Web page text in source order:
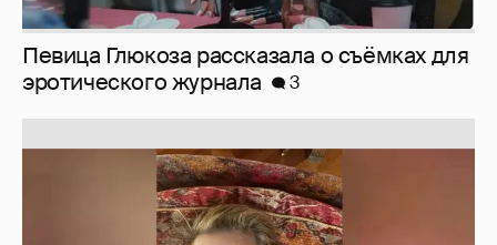
Юлия Высоцкая выложила селфи без